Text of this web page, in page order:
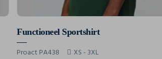
Functioneel Sportshirt
Proact PA438 XS - 3XL